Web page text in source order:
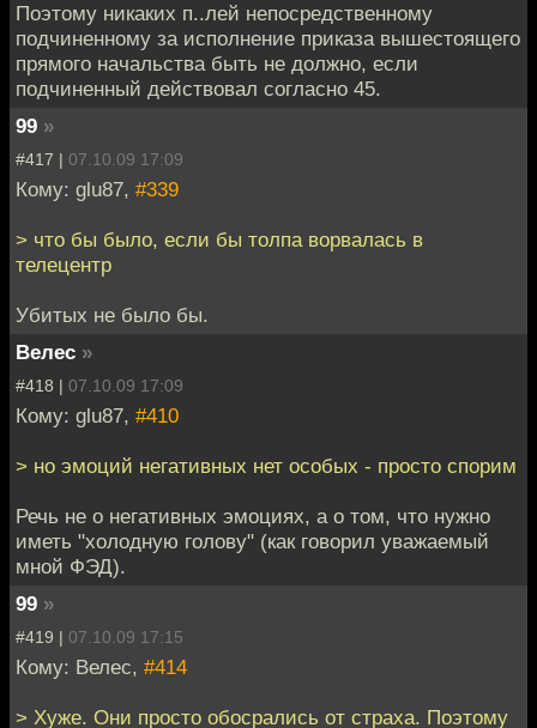
Поэтому никаких п..лей непосредственному
подчиненному за исполнение приказа вышестоящего
прямого начальства быть не должно, если
подчиненный действовал согласно 45.
99 »
#417 | 07.10.09 17:09
Кому: glu87, #339
> что бы было, если бы толпа ворвалась в
телецентр
Убитых не было бы.
Велес »
#418 | 07.10.09 17:09
Кому: glu87, #410
> но эмоций негативных нет особых - просто спорим
Речь не о негативных эмоциях, а о том, что нужно
иметь "холодную голову" (как говорил уважаемый
мной ФЭД).
99 »
#419 | 07.10.09 17:15
Кому: Велес, #414
> Хуже. Они просто обосрались от страха. Поэтому